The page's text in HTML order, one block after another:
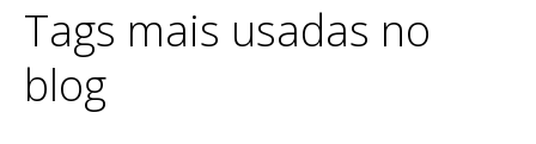
Tags mais usadas no
blog